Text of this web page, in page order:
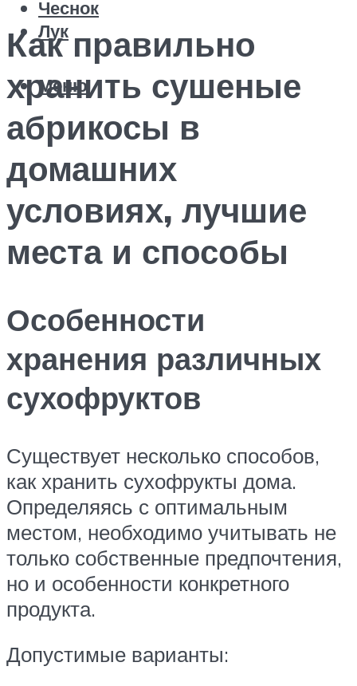
Чеснок
Лук
Меню
Как правильно
хранить сушеные
абрикосы в
домашних
условиях, лучшие
места и способы
Особенности
хранения различных
сухофруктов
Существует несколько способов,
как хранить сухофрукты дома.
Определяясь с оптимальным
местом, необходимо учитывать не
только собственные предпочтения,
но и особенности конкретного
продукта.
Допустимые варианты: